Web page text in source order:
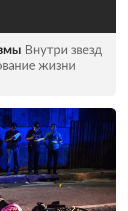
Внутри звезд
жизни